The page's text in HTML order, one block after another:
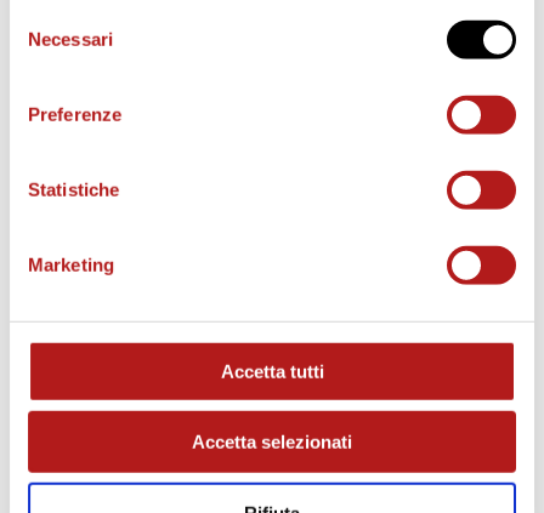
delNecessari
Preferenze
Statistiche
Marketing
Accetta tutti
Accetta selezionati
AS CITTADELLA STORE